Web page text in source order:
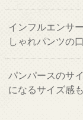
インフルエンサ
しゃれパンツの
パンパースのサ
になるサイズ感も